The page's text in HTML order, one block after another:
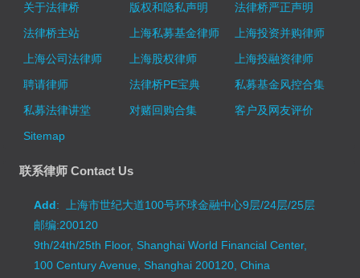
关于法律桥 版权和隐私声明
法律桥严正声明
法律桥主站
上海私募基金律师
上海投资并购律师
上海公司法律师
上海股权律师
上海投融资律师
聘请律师
法律桥PE宝典
私募基金风控合集
私募法律讲堂
对赌回购合集
客户及网友评价
Sitemap
联系律师 Contact Us
Add: 上海市世纪大道100号环球金融中心9层/24层/25层
邮编:200120
9th/24th/25th Floor, Shanghai World Financial Center,
100 Century Avenue, Shanghai 200120, China